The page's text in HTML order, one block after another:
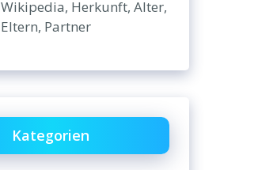
Wikipedia, Herkunft, Alter,
Eltern, Partner
Kategorien